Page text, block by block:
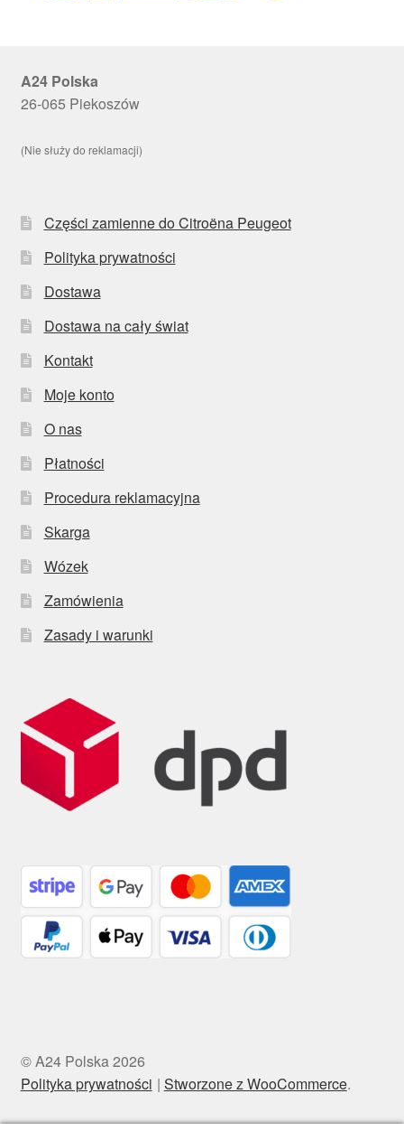
A24 Polska
26-065 Piekoszów
(Nie służy do reklamacji)
Części zamienne do Citroëna Peugeot
Polityka prywatności
Dostawa
Dostawa na cały świat
Kontakt
Moje konto
O nas
Płatności
Procedura reklamacyjna
Skarga
Wózek
Zamówienia
Zasady i warunki
© A24 Polska 2026
Polityka prywatności
Stworzone z WooCommerce.